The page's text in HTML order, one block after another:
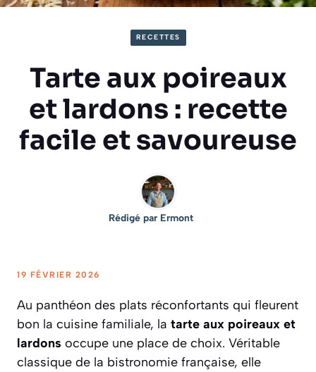
RECETTES
Tarte aux poireaux
et lardons : recette
facile et savoureuse
Rédigé par Ermont
19 FÉVRIER 2026
Au panthéon des plats réconfortants qui fleurent
bon la cuisine familiale, la tarte aux poireaux et
lardons occupe une place de choix. Véritable
classique de la bistronomie française, elle